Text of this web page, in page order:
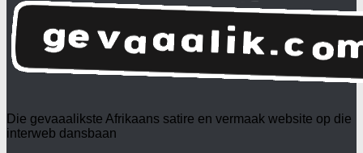
Die gevaaalikste Afrikaans satire en vermaak website op die
interweb dansbaan